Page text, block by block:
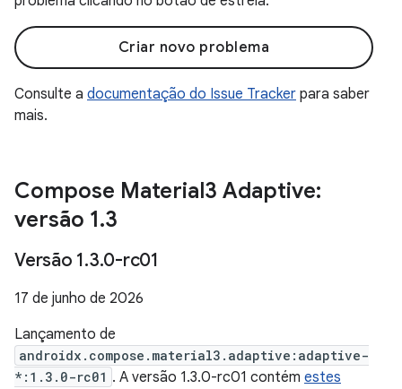
Criar novo problema
Consulte a documentação do Issue Tracker para saber
mais.
Compose Material3 Adaptive:
versão 1.3
Versão 1.3.0-rc01
17 de junho de 2026
Lançamento de
androidx.compose.material3.adaptive:adaptive-
*:1.3.0-rc01 . A versão 1.3.0-rc01 contém estes